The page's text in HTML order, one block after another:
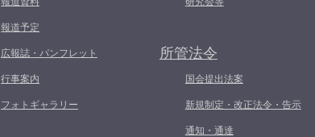
報道予定
広報誌・パンフレット
行事案内
フォトギャラリー
所管法令
国会提出法案
新規制定・改正法令・告示
通知・通達